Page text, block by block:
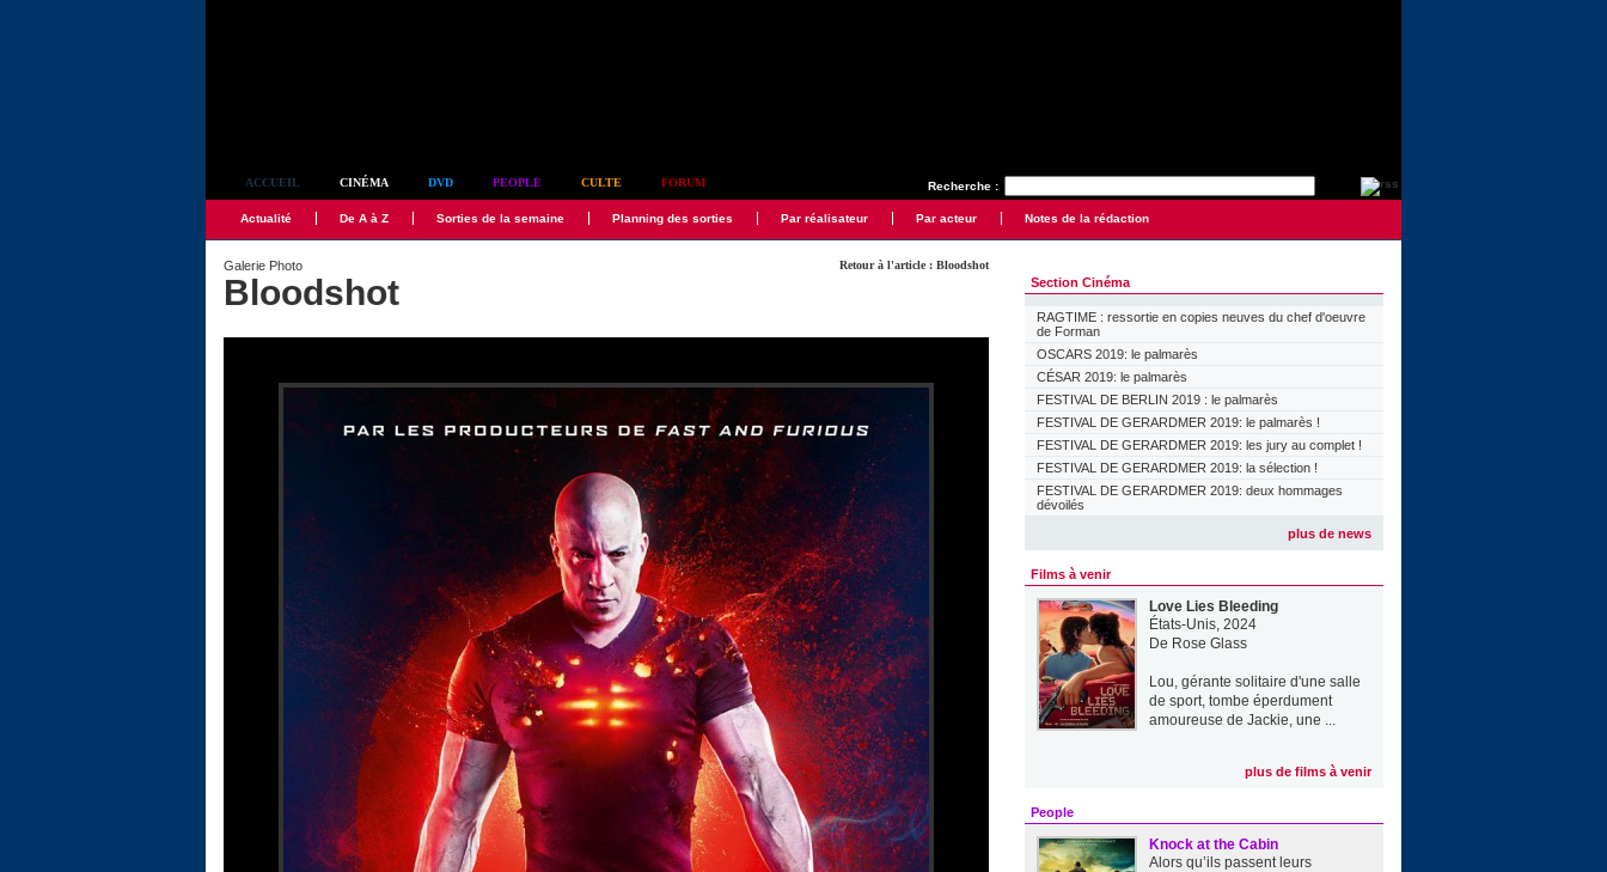
Recherche :
ACCUEIL CINÉMA DVD PEOPLE CULTE FORUM
Actualité De A à Z Sorties de la semaine Planning des sorties Par réalisateur Par acteur Notes de la rédaction
Retour à l'article : Bloodshot
Galerie Photo
Bloodshot Section Cinéma
RAGTIME : ressortie en copies neuves du chef d'oeuvre
de Forman
OSCARS 2019: le palmarès
CÉSAR 2019: le palmarès
FESTIVAL DE BERLIN 2019 : le palmarès
FESTIVAL DE GERARDMER 2019: le palmarès !
FESTIVAL DE GERARDMER 2019: les jury au complet !
FESTIVAL DE GERARDMER 2019: la sélection !
FESTIVAL DE GERARDMER 2019: deux hommages
dévoilés
plus de news
Films à venir
Love Lies Bleeding
États-Unis, 2024
De Rose Glass
Lou, gérante solitaire d'une salle
de sport, tombe éperdument
amoureuse de Jackie, une ...
plus de films à venir
People
Knock at the Cabin
Alors qu’ils passent leurs